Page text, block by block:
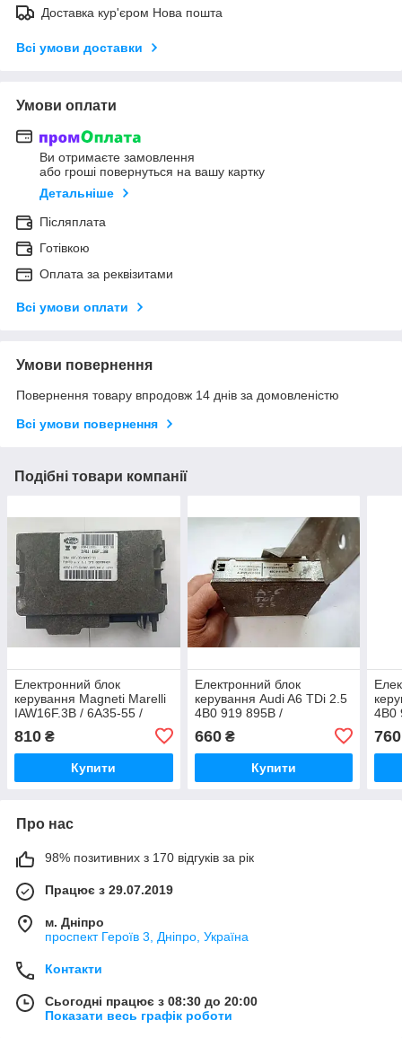
Доставка кур'єром Нова пошта
Всі умови доставки
Умови оплати
Ви отримаєте замовлення
або гроші повернуться на вашу картку
Детальніше
Післяплата
Готівкою
Оплата за реквізитами
Всі умови оплати
Умови повернення
Повернення товару впродовж 14 днів за домовленістю
Всі умови повернення
Подібні товари компанії
Електронний блок
керування Magneti Marelli
IAW16F.3B / 6A35-55 /
46521173 / 61602.099.00Z
810 ₴
Купити
Електронний блок
керування Audi A6 TDi 2.5
4B0 919 895B /
AUZ1Z1W4352956
660₴
Купити
4B0
760
Про нас
98% позитивних з 170 відгуків за рік
Працює з 29.07.2019
м. Дніпро
проспект Героїв 3, Дніпро, Україна
Контакти
Сьогодні працює з 08:30 до 20:00
Показати весь графік роботи